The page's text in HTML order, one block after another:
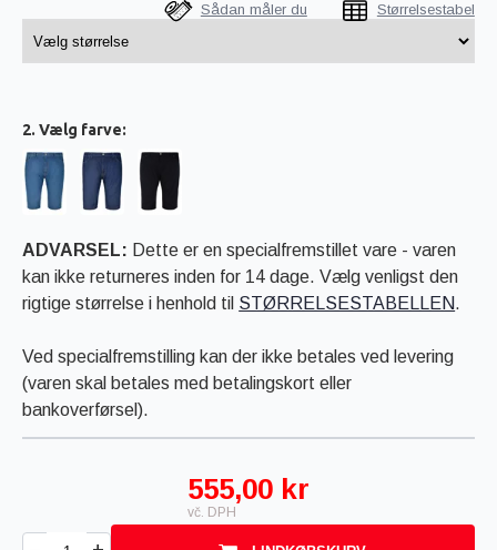
Sådan måler du Størrelsestabel
2. Vælg farve:
ADVARSEL: Dette er en specialfremstillet vare - varen
kan ikke returneres inden for 14 dage. Vælg venligst den
rigtige størrelse i henhold til STØRRELSESTABELLEN.
Ved specialfremstilling kan der ikke betales ved levering
(varen skal betales med betalingskort eller
bankoverførsel).
555,00 kr
vč. DPH